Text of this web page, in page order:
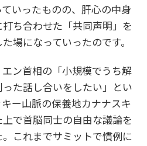
いったものの、肝心の中身
ち合わせた「共同声明」を
場になっていったのです。
ン首相の「小規模でうち解
た話し合いをしたい」とい
ー山脈の保養地カナナスキ
で首脳同士の自由な議論を
これまでサミットで慣例に